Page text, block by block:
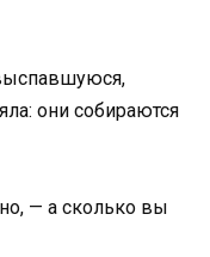
они собираются
— а сколько вы